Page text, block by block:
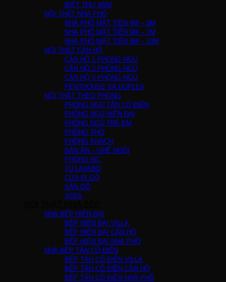
BIỆT THỰ MINI
NỘI THẤT NHÀ PHỐ
NHÀ PHỐ MẶT TIỀN 4M – 5M
NHÀ PHỐ MẶT TIỀN 6M – 7M
NHÀ PHỐ MẶT TIỀN 8M – 10M
NỘI THẤT CĂN HỘ
CĂN HỘ 1 PHÒNG NGỦ
CĂN HỘ 2 PHÒNG NGỦ
CĂN HỘ 3 PHÒNG NGỦ
PENTHOUSE VÀ DUPLEX
NỘI THẤT THEO PHÒNG
PHÒNG NGỦ TÂN CỔ ĐIỂN
PHÒNG NGỦ HIỆN ĐẠI
PHÒNG NGỦ TRẺ EM
PHÒNG THỜ
PHÒNG KHÁCH
BÀN ĂN – GHẾ NGỒI
PHÒNG WC
TỦ LAVABO
CỬA ĐI GỖ
SÀN GỖ
SOFA
NHÀ BẾP HIỆN ĐẠI
BẾP HIỆN ĐẠI VILLA
BẾP HIỆN ĐẠI CĂN HỘ
BẾP HIỆN ĐẠI NHÀ PHỐ
NHÀ BẾP TÂN CỔ ĐIỂN
BẾP TÂN CỔ ĐIỂN VILLA
BẾP TÂN CỔ ĐIỂN CĂN HỘ
BẾP TÂN CỔ ĐIỂN NHÀ PHỐ